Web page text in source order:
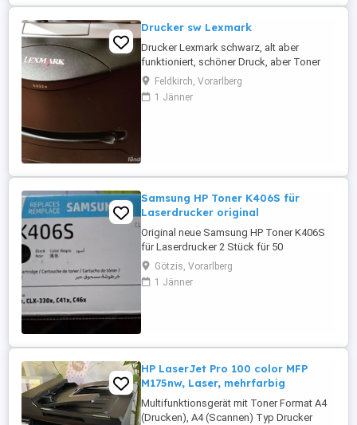
Drucker sw Lexmark
Drucker Lexmark schwarz, alt aber
funktioniert, schöner Druck, aber Toner
leer (hat ewig gehalten), wir haben ihn
durch Farbdruck ersetzt.
Feldkirch, Vorarlberg
1 Jänner
Samsung HP Toner K406S für
Laserdrucker original
Original neue Samsung HP Toner K406S
für Laserdrucker 2 Stück für 50
Götzis, Vorarlberg
1 Jänner
HP LaserJet Pro 100 color MFP
M175nw, Laser, mehrfarbig
Multifunktionsgerät mit Toner Format A4
(Drucken), A4 (Scannen) Typ Drucker